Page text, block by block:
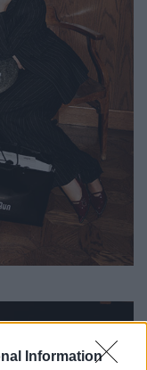
Information